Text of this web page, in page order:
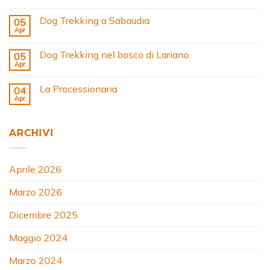
05
Apr
Dog Trekking a Sabaudia
05
Apr
Dog Trekking nel bosco di Lariano
04
Apr
La Processionaria
ARCHIVI
Aprile 2026
Marzo 2026
Dicembre 2025
Maggio 2024
Marzo 2024